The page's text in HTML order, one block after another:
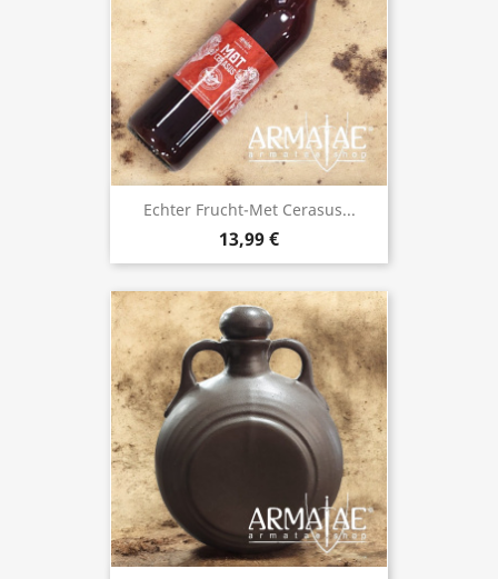
Echter Frucht-Met Cerasus...
13,99 €